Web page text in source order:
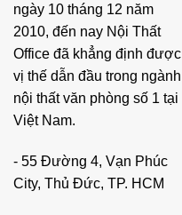
ngày 10 tháng 12 năm
2010, đến nay Nội Thất
Office đã khẳng định được
vị thế dẫn đầu trong ngành
nội thất văn phòng số 1 tại
Việt Nam.
- 55 Đường 4, Vạn Phúc
City, Thủ Đức, TP. HCM